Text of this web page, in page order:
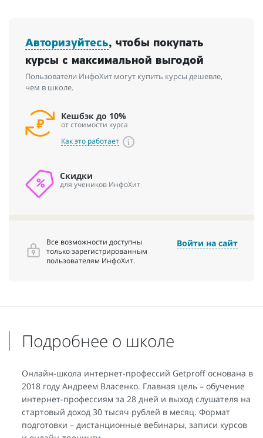
Авторизуйтесь, чтобы покупать
курсы с максимальной выгодой
Пользователи ИнфоХит могут купить курсы дешевле,
чем в школе.
Кешбэк до 10%
от стоимости курса
Как это работает
Скидки
для учеников ИнфоХит
Все возможности доступны
только зарегистрированным
пользователям ИнфоХит.
Войти на сайт
Подробнее о школе
Онлайн-школа интернет-профессий Getproff основана в
2018 году Андреем Власенко. Главная цель – обучение
интернет-профессиям за 28 дней и выход слушателя на
стартовый доход 30 тысяч рублей в месяц. Формат
подготовки – дистанционные вебинары, записи курсов